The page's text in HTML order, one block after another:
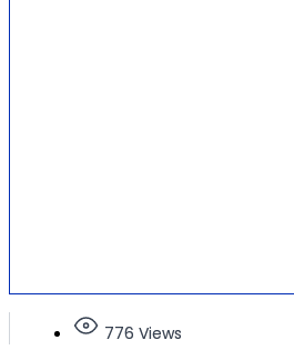
776 Views